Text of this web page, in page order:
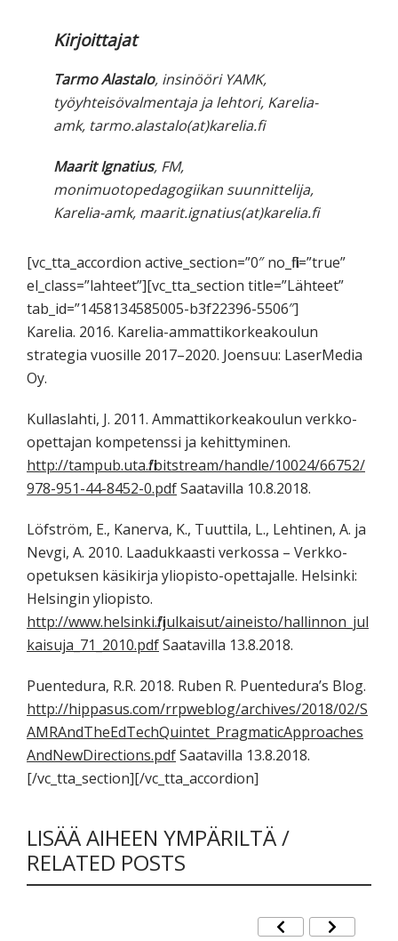
Kirjoittajat
Tarmo Alastalo, insinööri YAMK,
työyhteisövalmentaja ja lehtori, Karelia-
amk, tarmo.alastalo(at)karelia.fi
Maarit Ignatius, FM,
monimuotopedagogiikan suunnittelija,
Karelia-amk, maarit.ignatius(at)karelia.fi
[vc_tta_accordion active_section=”0″ no_fill=”true”
el_class=”lahteet”][vc_tta_section title=”Lähteet”
tab_id=”1458134585005-b3f22396-5506″]
Karelia. 2016. Karelia-ammattikorkeakoulun
strategia vuosille 2017–2020. Joensuu: LaserMedia
Oy.
Kullaslahti, J. 2011. Ammattikorkeakoulun verkko-
opettajan kompetenssi ja kehittyminen.
http://tampub.uta.fi/bitstream/handle/10024/66752/
978-951-44-8452-0.pdfSaatavilla 10.8.2018.
Löfström, E., Kanerva, K., Tuuttila, L., Lehtinen, A. ja
Nevgi, A. 2010. Laadukkaasti verkossa – Verkko-
opetuksen käsikirja yliopisto-opettajalle. Helsinki:
Helsingin yliopisto.
http://www.helsinki.fi/julkaisut/aineisto/hallinnon_jul
kaisuja_71_2010.pdfSaatavilla 13.8.2018.
Puentedura, R.R. 2018. Ruben R. Puentedura’s Blog.
http://hippasus.com/rrpweblog/archives/2018/02/S
AMRAndTheEdTechQuintet_PragmaticApproaches
AndNewDirections.pdfSaatavilla 13.8.2018.
[/vc_tta_section][/vc_tta_accordion]
LISÄÄ AIHEEN YMPÄRILTÄ /
RELATED POSTS